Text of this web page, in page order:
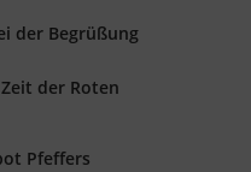
der Begrüßung
der Roten
Pfeffers